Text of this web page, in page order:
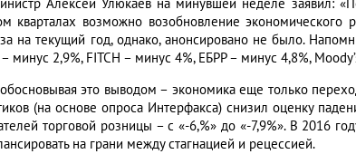
Алексей Улюкаев на минувшей неделе заявил:
кварталах возможно возобновление экономического
на текущий год, однако, анонсировано не было.
2,9%, FITCH – минус 4%, ЕБРР – минус 4,8%,
это выводом – экономика еще только
(на основе опроса Интерфакса) снизил оценку
торговой розницы – с «-6,%» до «-7,9%». В 2016
на грани между стагнацией и рецессией.